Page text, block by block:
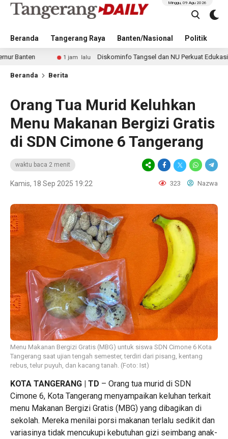
Beranda Tangerang Raya Banten/Nasional Politik
Minggu, 09 Agu 2026
1 jam lalu Diskominfo Tangsel dan NU Perkuat Edukasi Digital
Beranda Berita
Orang Tua Murid Keluhkan
Menu Makanan Bergizi Gratis
di SDN Cimone 6 Tangerang
waktu baca 2 menit
Kamis, 18 Sep 2025 19:22 323 Nazwa
Menu Makanan Bergizi Gratis (MBG) untuk siswa SDN Cimone 6 Kota
Tangerang saat ujian tengah semester, terdiri dari pisang, kentang
rebus, telur puyuh, dan kacang tanah. (Foto: Ist)
KOTA TANGERANG | TD – Orang tua murid di SDN
Cimone 6, Kota Tangerang menyampaikan keluhan terkait
menu Makanan Bergizi Gratis (MBG) yang dibagikan di
sekolah. Mereka menilai porsi makanan terlalu sedikit dan
variasinya tidak mencukupi kebutuhan gizi seimbang anak-